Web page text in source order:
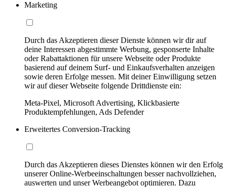
Marketing
Durch das Akzeptieren dieser Dienste können wir dir auf
deine Interessen abgestimmte Werbung, gesponserte Inhalte
oder Rabattaktionen für unsere Webseite oder Produkte
basierend auf deinem Surf- und Einkaufsverhalten anzeigen
sowie deren Erfolge messen. Mit deiner Einwilligung setzen
wir auf dieser Webseite folgende Drittdienste ein:
Meta-Pixel, Microsoft Advertising, Klickbasierte
Produktempfehlungen, Ads Defender
Erweitertes Conversion-Tracking
Durch das Akzeptieren dieses Dienstes können wir den Erfolg
unserer Online-Werbeeinschaltungen besser nachvollziehen,
auswerten und unser Werbeangebot optimieren. Dazu